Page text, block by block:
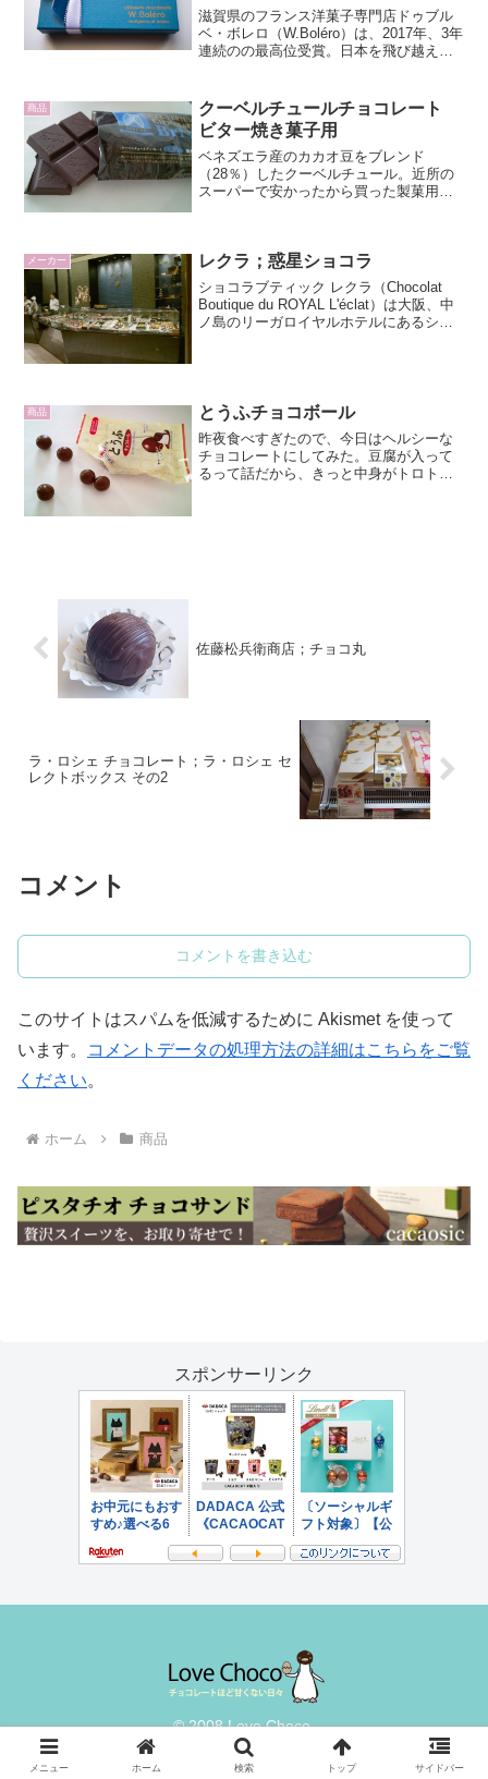
滋賀県のフランス洋菓子専門店ドゥブル
ベ・ボレロ（W.Boléro）は、2017年、3年
連続のの最高位受賞。日本を飛び越え、
渡邊シェフのブランドです。ボンボンシ
ョコラ レ...
商品
クーベルチュールチョコレート
ビター焼き菓子用
ベネズエラ産のカカオ豆をブレンド
（28％）したクーベルチュール。近所の
スーパーで安かったから買った製菓用チ
（幸せ）甘みはギリギリまで...
メーカー レクラ；惑星ショコラ
ショコラブティック レクラ（Chocolat
Boutique du ROYAL L'éclat）は大阪、中
ノ島のリーガロイヤルホテルにあるショ
商品 とうふチョコボール
昨夜食べすぎたので、今日はヘルシーな
チョコレートにしてみた。豆腐が入って
るって話だから、きっと中身がトロトロ
佐藤松兵衛商店；チョコ丸
ラ・ロシェ チョコレート；ラ・ロシェ セ
レクトボックス その2
コメント
コメントを書き込む
このサイトはスパムを低減するために Akismet を使って
います。
コメントデータの処理方法の詳細はこちらをご覧
ください。
ホーム 商品
スポンサーリンク
© 2008 Love Choco.
メニュー ホーム 検索 トップ サイドバー